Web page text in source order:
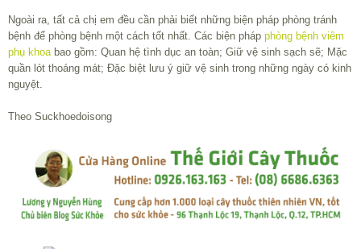
Ngoài ra, tất cả chị em đều cần phải biết những biện pháp phòng tránh
bệnh để phòng bệnh một cách tốt nhất. Các biện pháp phòng bệnh viêm
phụ khoa bao gồm: Quan hệ tình dục an toàn; Giữ vệ sinh sạch sẽ; Mặc
quần lót thoáng mát; Đặc biệt lưu ý giữ vệ sinh trong những ngày có kinh
nguyệt.
Theo Suckhoedoisong